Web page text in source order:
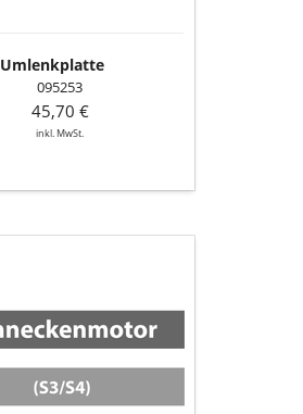
Umlenkplatte
095253
45,70 €
inkl. MwSt.